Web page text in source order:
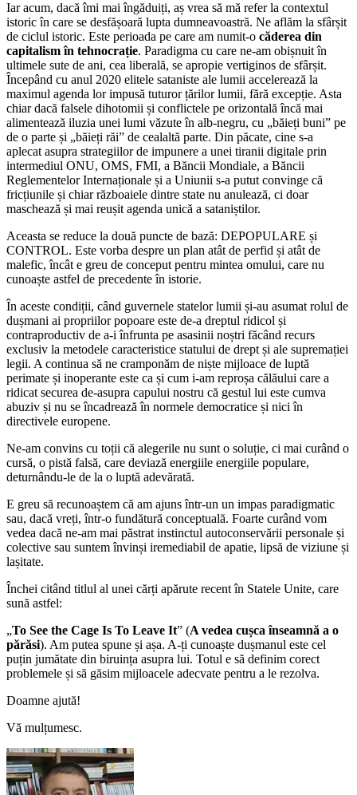
Iar acum, dacă îmi mai îngăduiți, aș vrea să mă refer la contextul
istoric în care se desfășoară lupta dumneavoastră. Ne aflăm la sfârșit
de ciclul istoric. Este perioada pe care am numit-o căderea din
capitalism în tehnocrație. Paradigma cu care ne-am obișnuit în
ultimele sute de ani, cea liberală, se apropie vertiginos de sfârșit.
Începând cu anul 2020 elitele sataniste ale lumii accelerează la
maximul agenda lor impusă tuturor țărilor lumii, fără excepție. Asta
chiar dacă falsele dihotomii și conflictele pe orizontală încă mai
alimentează iluzia unei lumi văzute în alb-negru, cu „băieți buni” pe
de o parte și „băieți răi” de cealaltă parte. Din păcate, cine s-a
aplecat asupra strategiilor de impunere a unei tiranii digitale prin
intermediul ONU, OMS, FMI, a Băncii Mondiale, a Băncii
Reglementelor Internaționale și a Uniunii s-a putut convinge că
fricțiunile și chiar războaiele dintre state nu anulează, ci doar
maschează și mai reușit agenda unică a sataniștilor.
Aceasta se reduce la două puncte de bază: DEPOPULARE și
CONTROL. Este vorba despre un plan atât de perfid și atât de
malefic, încât e greu de conceput pentru mintea omului, care nu
cunoaște astfel de precedente în istorie.
În aceste condiții, când guvernele statelor lumii și-au asumat rolul de
dușmani ai propriilor popoare este de-a dreptul ridicol și
contraproductiv de a-i înfrunta pe asasinii noștri făcând recurs
exclusiv la metodele caracteristice statului de drept și ale supremației
legii. A continua să ne cramponăm de niște mijloace de luptă
perimate și inoperante este ca și cum i-am reproșa călăului care a
ridicat securea de-asupra capului nostru că gestul lui este cumva
abuziv și nu se încadrează în normele democratice și nici în
directivele europene.
Ne-am convins cu toții că alegerile nu sunt o soluție, ci mai curând o
cursă, o pistă falsă, care deviază energiile energiile populare,
deturnându-le de la o luptă adevărată.
E greu să recunoaștem că am ajuns într-un un impas paradigmatic
sau, dacă vreți, într-o fundătură conceptuală. Foarte curând vom
vedea dacă ne-am mai păstrat instinctul autoconservării personale și
colective sau suntem învinși iremediabil de apatie, lipsă de viziune și
lașitate.
Închei citând titlul al unei cărți apărute recent în Statele Unite, care
sună astfel:
„To See the Cage Is To Leave It” (A vedea cușca înseamnă a o
părăsi). Am putea spune și așa. A-ți cunoaște dușmanul este cel
puțin jumătate din biruința asupra lui. Totul e să definim corect
problemele și să găsim mijloacele adecvate pentru a le rezolva.
Doamne ajută!
Vă mulțumesc.